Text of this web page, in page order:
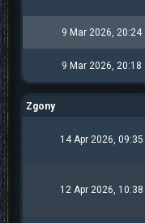
9 Mar 2026, 20:24
9 Mar 2026, 20:18
Zgony
14 Apr 2026, 09:35
12 Apr 2026, 10:38